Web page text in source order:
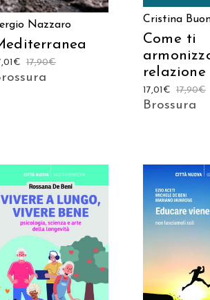
Nazzaro
17,90€
€
Cristina
Come ti
relazione
17,90€
17,01 €
Brossura
AGGIUNGI AL CARRELLO